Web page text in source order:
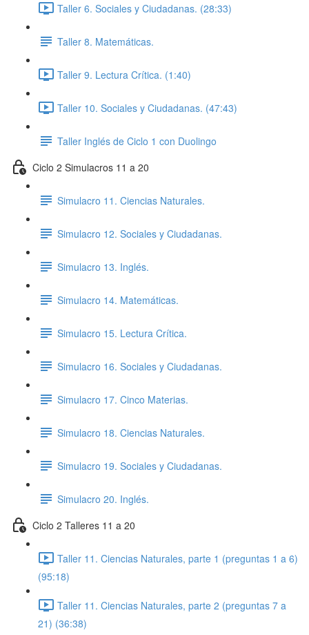
Taller 6. Sociales y Ciudadanas. (28:33)
Taller 8. Matemáticas.
Taller 9. Lectura Crítica. (1:40)
Taller 10. Sociales y Ciudadanas. (47:43)
Taller Inglés de Ciclo 1 con Duolingo
Ciclo 2 Simulacros 11 a 20
Simulacro 11. Ciencias Naturales.
Simulacro 12. Sociales y Ciudadanas.
Simulacro 13. Inglés.
Simulacro 14. Matemáticas.
Simulacro 15. Lectura Crítica.
Simulacro 16. Sociales y Ciudadanas.
Simulacro 17. Cinco Materias.
Simulacro 18. Ciencias Naturales.
Simulacro 19. Sociales y Ciudadanas.
Simulacro 20. Inglés.
Ciclo 2 Talleres 11 a 20
Taller 11. Ciencias Naturales, parte 1 (preguntas 1 a 6)
(95:18)
Taller 11. Ciencias Naturales, parte 2 (preguntas 7 a
21) (36:38)